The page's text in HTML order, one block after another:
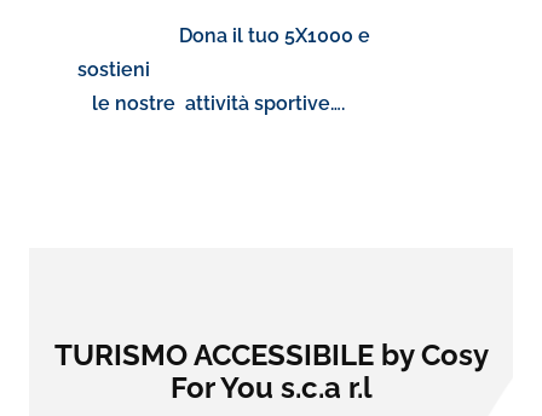
Dona il tuo 5X1000 e
sostieni
le nostre attività sportive….
TURISMO ACCESSIBILE by Cosy
For You s.c.a r.l